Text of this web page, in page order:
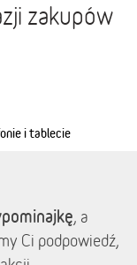
zakupów
i tablecie
, a
Ci podpowiedź,